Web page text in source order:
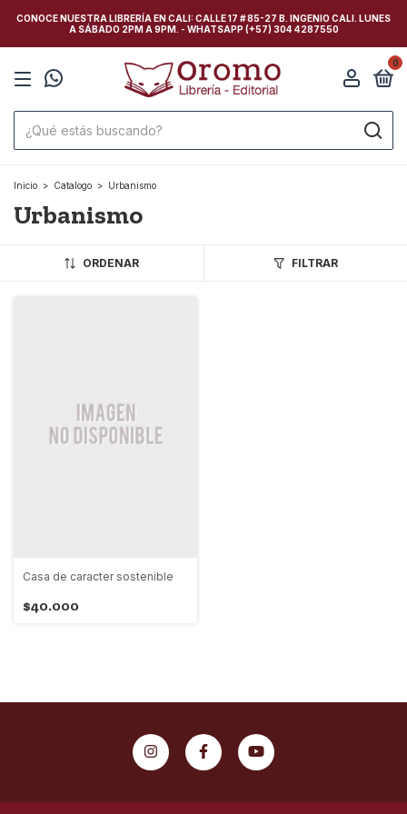
CONOCE NUESTRA LIBRERÍA EN CALI: CALLE 17 # 85-27 B. INGENIO CALI. LUNES
A SÁBADO 2PM A 9PM. - WHATSAPP (+57) 304 4287550
0
Inicio > Catalogo > Urbanismo
Urbanismo
ORDENAR FILTRAR
Casa de caracter sostenible
$40.000